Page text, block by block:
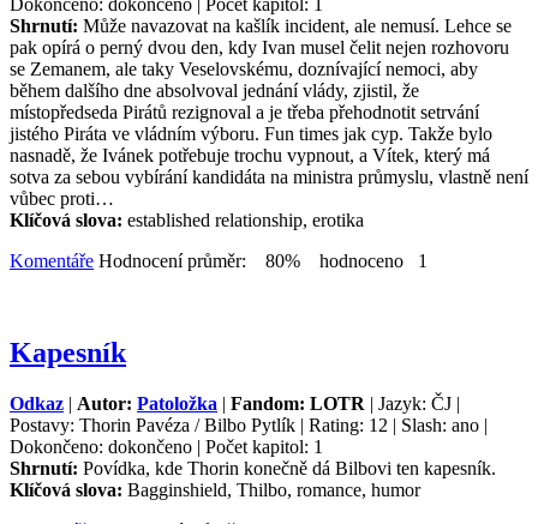
Dokončeno: dokončeno | Počet kapitol: 1
Shrnutí: Může navazovat na kašlík incident, ale nemusí. Lehce se
pak opírá o perný dvou den, kdy Ivan musel čelit nejen rozhovoru
se Zemanem, ale taky Veselovskému, doznívající nemoci, aby
během dalšího dne absolvoval jednání vlády, zjistil, že
místopředseda Pirátů rezignoval a je třeba přehodnotit setrvání
jistého Piráta ve vládním výboru. Fun times jak cyp. Takže bylo
nasnadě, že Ivánek potřebuje trochu vypnout, a Vítek, který má
sotva za sebou vybírání kandidáta na ministra průmyslu, vlastně není
vůbec proti…
Klíčová slova: established relationship, erotika
Komentáře Hodnocení průměr: 80% hodnoceno 1
Kapesník
Odkaz | Autor: Patoložka | Fandom: LOTR | Jazyk: ČJ |
Postavy: Thorin Pavéza / Bilbo Pytlík | Rating: 12 | Slash: ano |
Dokončeno: dokončeno | Počet kapitol: 1
Shrnutí: Povídka, kde Thorin konečně dá Bilbovi ten kapesník.
Klíčová slova: Bagginshield, Thilbo, romance, humor